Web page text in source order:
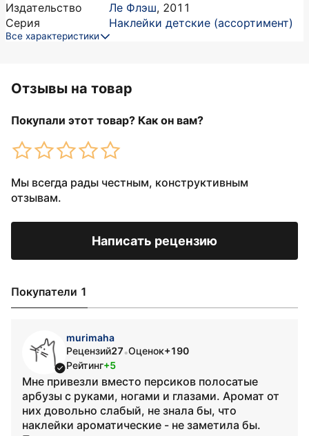
Издательство Ле Флэш, 2011
Серия
Наклейки детские (ассортимент)
Все характеристики
Отзывы на товар
Покупали этот товар? Как он вам?
Мы всегда рады честным, конструктивным
отзывам.
Написать рецензию
Покупатели 1
murimaha
Рецензий27•Оценок+190
Рейтинг+5
Мне привезли вместо персиков полосатые
арбузы с руками, ногами и глазами. Аромат от
них довольно слабый, не знала бы, что
наклейки ароматические - не заметила бы.